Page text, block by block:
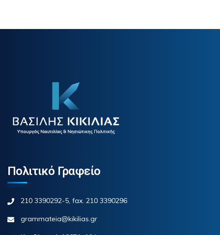
Πολιτικό Γραφείο
210 3390292-5, fax. 210 3390296
grammateia@kikilias.gr